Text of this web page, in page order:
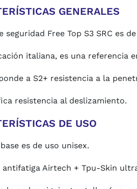
GENERALES
seguridad Free Top S3 SRC es
italiana, es una referencia
a S2+ resistencia a la
resistencia al deslizamiento.
DE USO
es de uso unisex.
antifatiga Airtech + Tpu-Skin